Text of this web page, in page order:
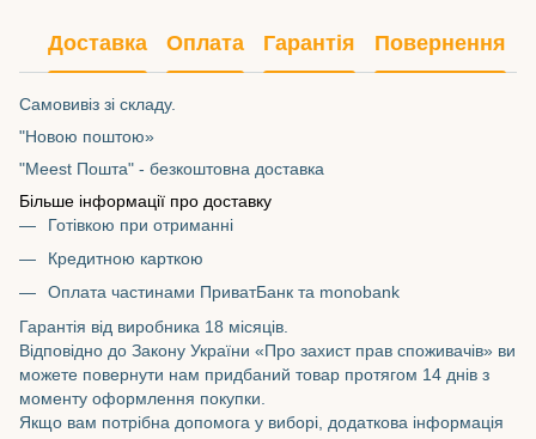
Доставка Оплата Гарантія Повернення
Самовивіз зі складу.
"Новою поштою»
"Meest Пошта" - безкоштовна доставка
Більше інформації про доставку
Готівкою при отриманні
Кредитною карткою
Оплата частинами ПриватБанк та monobank
Гарантія від виробника 18 місяців.
Відповідно до Закону України «Про захист прав споживачів» ви
можете повернути нам придбаний товар протягом 14 днів з
моменту оформлення покупки.
Якщо вам потрібна допомога у виборі, додаткова інформація